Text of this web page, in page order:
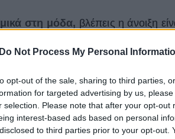
Do Not Process My Personal
opt-out of the sale, sharing to third parties,
for targeted advertising by us,
selection. Please note that after your opt-out
interest-based ads based on personal
to third parties prior to your opt-out.
στη μόδα, βλέπεις η άνοιξη
αέρινα items να μπουν και πάλι
το προσθέτουν στη
με αποτέλεσμα τελικά να μην
και φεύγουν γρήγορα,τα
διότι βρίσκονται κάπου